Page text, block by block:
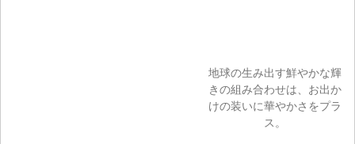
地球の生み出す鮮やかな輝
きの組み合わせは、お出か
けの装いに華やかさをプラ
ス。